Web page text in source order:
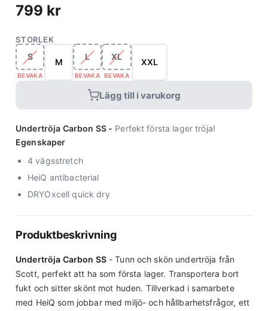
799 kr
STORLEK
S
BEVAKA
M
L
BEVAKA
XL
BEVAKA
XXL
Lägg till i varukorg
Undertröja Carbon SS - Perfekt första lager tröja!
Egenskaper
4 vägsstretch
HeiQ antibacterial
DRYOxcell quick dry
Produktbeskrivning
Undertröja Carbon SS- Tunn och skön undertröja från
Scott, perfekt att ha som första lager. Transportera bort
fukt och sitter skönt mot huden. Tillverkad i samarbete
med HeiQ som jobbar med miljö- och hållbarhetsfrågor, ett